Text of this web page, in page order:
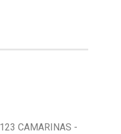
CAMARINAS -